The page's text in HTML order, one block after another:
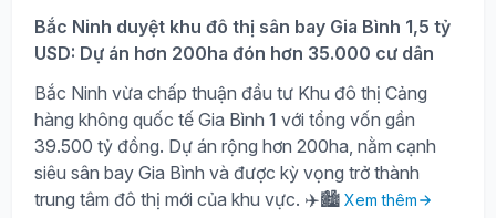
Bắc Ninh duyệt khu đô thị sân bay Gia Bình 1,5 tỷ
USD: Dự án hơn 200ha đón hơn 35.000 cư dân
Bắc Ninh vừa chấp thuận đầu tư Khu đô thị Cảng
hàng không quốc tế Gia Bình 1 với tổng vốn gần
39.500 tỷ đồng. Dự án rộng hơn 200ha, nằm cạnh
siêu sân bay Gia Bình và được kỳ vọng trở thành
trung tâm đô thị mới của khu vực. ✈️🏙️ Xem thêm